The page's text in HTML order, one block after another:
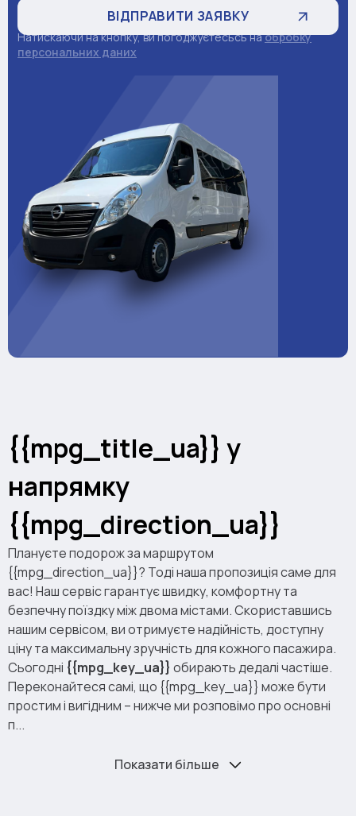
Натискаючи на кнопку, ви погоджуєтесьсь наобробку
персональних даних
{{mpg_title_ua}} у
напрямку
{{mpg_direction_ua}}
Плануєте подорож за маршрутом
{{mpg_direction_ua}}? Тоді наша пропозиція саме для
вас! Наш сервіс гарантує швидку, комфортну та
безпечну поїздку між двома містами. Скориставшись
нашим сервісом, ви отримуєте надійність, доступну
ціну та максимальну зручність для кожного пасажира.
Сьогодні {{mpg_key_ua}} обирають дедалі частіше.
Переконайтеся самі, що {{mpg_key_ua}} може бути
простим і вигідним – нижче ми розповімо про основні
п...
Показати більше